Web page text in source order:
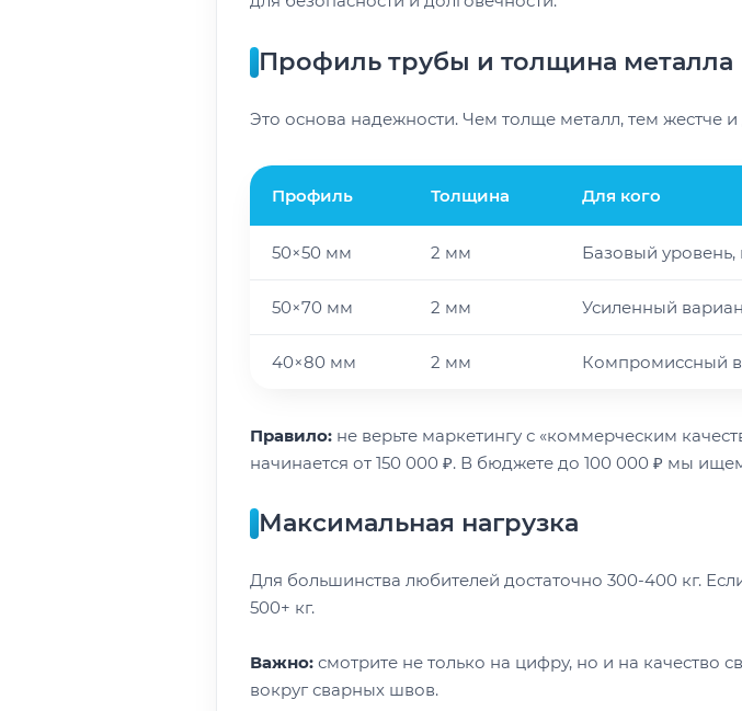
Профиль трубы и толщина металла
Это основа надежности. Чем толще металл, тем жестче
Профиль Толщина Для кого
50×50 мм 2 мм Базовый уровень,
50×70 мм 2 мм Усиленный
40×80 мм 2 мм Компромиссный
Правило: не верьте маркетингу с «коммерческим
начинается от 150 000 ₽. В бюджете до 100 000 ₽ мы
Максимальная нагрузка
Для большинства любителей достаточно 300-400 кг.
500+ кг.
Важно: смотрите не только на цифру, но и на
вокруг сварных швов.